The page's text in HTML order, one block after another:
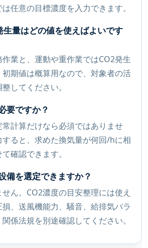
任意の目標濃度を入力できます。
生量はどの値を使えばよいです
業と、運動や重作業ではCO2発生
期値は概算用なので、対象者の活
してください。
要ですか？
計算だけなら必須ではありませ
ると、求めた換気量が何回/hに相
確認できます。
備を選定できますか？
ん。CO2濃度の目安整理には使え
、送風機能力、騒音、給排気バラ
係法規を別途確認してください。